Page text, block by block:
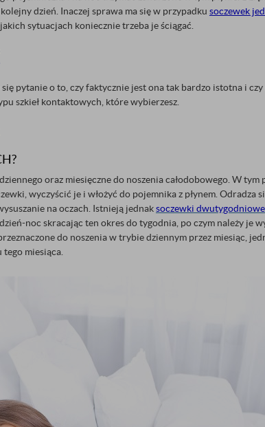
dzień. Inaczej sprawa ma się w przypadku soczewek
sytuacjach koniecznie trzeba je ściągać.
się pytanie o to, czy faktycznie jest ona tak bardzo istotna i czy
szkieł kontaktowych, które wybierzesz.
oraz miesięczne do noszenia całodobowego. W tym
wyczyścić je i włożyć do pojemnika z płynem. Odradza
na oczach. Istnieją jednaksoczewki
noc skracając ten okres do tygodnia, po czym należy je
do noszenia w trybie dziennym przez miesiąc,
miesiąca.